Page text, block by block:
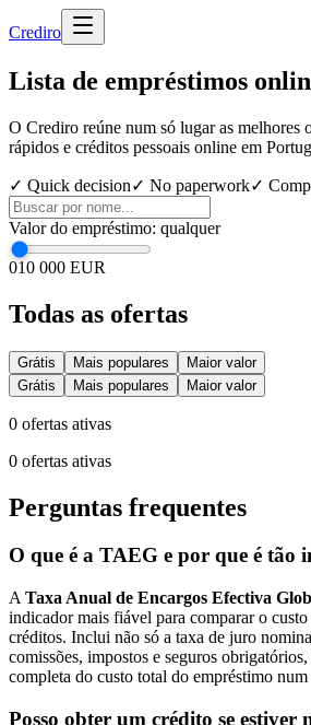
Crediro
Lista de empréstimos
O Crediro reúne num só lugar as melhores
rápidos e créditos pessoais online em
✓ Quick decision✓ No paperwork✓
Valor do empréstimo: qualquer
010 000 EUR
Todas as ofertas
Grátis Mais populares
Maior valor
Grátis
Mais populares Maior valor
0 ofertas ativas
0 ofertas ativas
Perguntas frequentes
O que é a TAEG e por que é tão
A Taxa Anual de Encargos Efectiva
indicador mais fiável para comparar o
créditos. Inclui não só a taxa de juro
comissões, impostos e seguros
completa do custo total do empréstimo num
Posso obter um crédito se estiver